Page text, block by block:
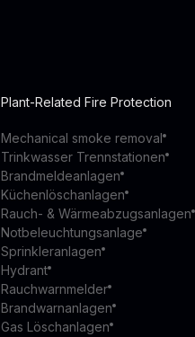
Plant-Related Fire Protection
Mechanical smoke removal
Trinkwasser Trennstationen
Brandmeldeanlagen
Küchenlöschanlagen
Rauch- & Wärmeabzugsanlagen
Notbeleuchtungsanlage
Sprinkleranlagen
Hydrant
Rauchwarnmelder
Brandwarnanlagen
Gas Löschanlagen